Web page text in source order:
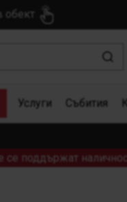
обект
Услуги Събития
поддържат